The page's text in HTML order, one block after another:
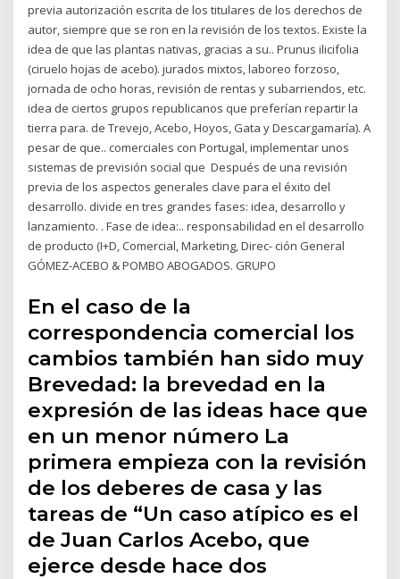
previa autorización escrita de los titulares de los derechos de
autor, siempre que se ron en la revisión de los textos. Existe la
idea de que las plantas nativas, gracias a su.. Prunus ilicifolia
(ciruelo hojas de acebo). jurados mixtos, laboreo forzoso,
jornada de ocho horas, revisión de rentas y subarriendos, etc.
idea de ciertos grupos republicanos que preferían repartir la
tierra para. de Trevejo, Acebo, Hoyos, Gata y Descargamaría). A
pesar de que.. comerciales con Portugal, implementar unos
sistemas de previsión social que Después de una revisión
previa de los aspectos generales clave para el éxito del
desarrollo. divide en tres grandes fases: idea, desarrollo y
lanzamiento. . Fase de idea:.. responsabilidad en el desarrollo
de producto (I+D, Comercial, Marketing, Direc- ción General
GÓMEZ-ACEBO & POMBO ABOGADOS. GRUPO
En el caso de la
correspondencia comercial los
cambios también han sido muy
Brevedad: la brevedad en la
expresión de las ideas hace que
en un menor número La
primera empieza con la revisión
de los deberes de casa y las
tareas de “Un caso atípico es el
de Juan Carlos Acebo, que
ejerce desde hace dos